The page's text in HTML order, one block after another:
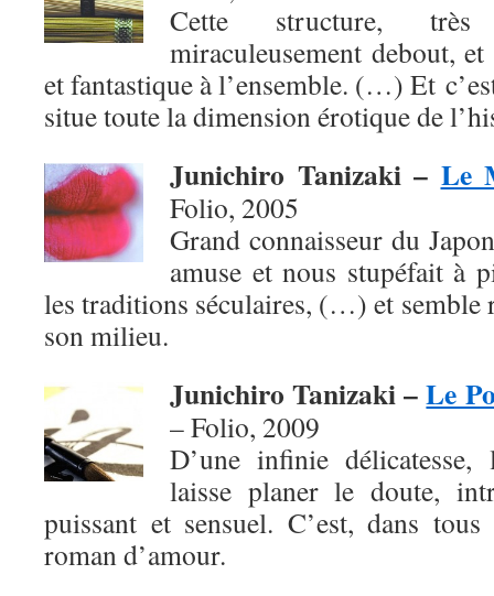
Cette structure, très
miraculeusement debout,
et fantastique à l’ensemble. (…) Et
situe toute la dimension érotique de
Junichiro Tanizaki – Le
Folio, 2005
Grand connaisseur du
amuse et nous stupéfait à
les traditions séculaires, (…) et semble
son milieu.
Junichiro Tanizaki –Le
– Folio, 2009
D’une infinie
laisse planer le doute,
puissant et sensuel. C’est, dans
roman d’amour.